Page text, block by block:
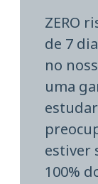
ZERO
de 7
no
uma
estiver
100%